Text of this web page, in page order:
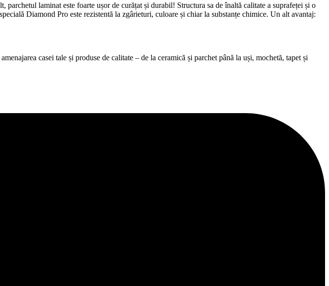
laminat este foarte ușor de curățat și durabil! Structura sa de înaltă calitate a suprafeței și o
Diamond Pro este rezistentă la zgârieturi, culoare și chiar la substanțe chimice. Un alt avantaj:
casei tale și produse de calitate – de la ceramică și parchet până la uși, mochetă, tapet și